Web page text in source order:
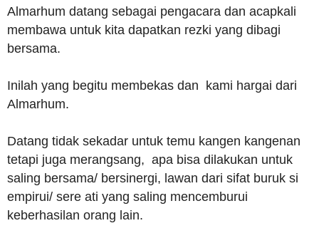
Almarhum datang sebagai pengacara dan acapkali
membawa untuk kita dapatkan rezki yang dibagi
bersama.
Inilah yang begitu membekas dan kami hargai dari
Almarhum.
Datang tidak sekadar untuk temu kangen kangenan
tetapi juga merangsang, apa bisa dilakukan untuk
saling bersama/ bersinergi, lawan dari sifat buruk si
empirui/ sere ati yang saling mencemburui
keberhasilan orang lain.